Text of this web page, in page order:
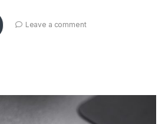
Leave a comment